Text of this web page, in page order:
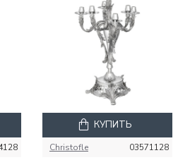
Christofle 03571128
КУПИТЬ